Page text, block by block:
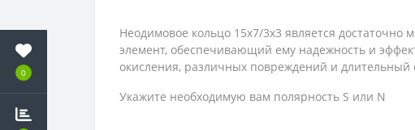
0
Неодимовое кольцо 15х7/3х3 является
элемент, обеспечивающий ему надежность и
окисления, различных повреждений и длительный
Укажите необходимую вам полярность S или N